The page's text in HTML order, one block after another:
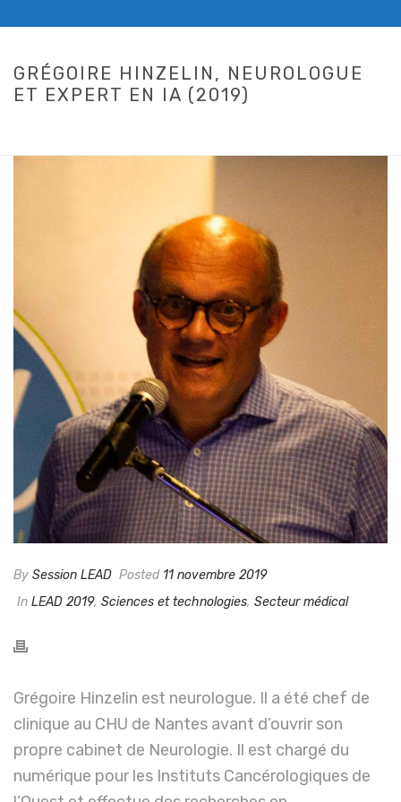
GRÉGOIRE HINZELIN, NEUROLOGUE
ET EXPERT EN IA (2019)
By Session LEAD Posted 11 novembre 2019
In LEAD 2019, Sciences et technologies, Secteur médical
Grégoire Hinzelin est neurologue. Il a été chef de
clinique au CHU de Nantes avant d’ouvrir son
propre cabinet de Neurologie. Il est chargé du
numérique pour les Instituts Cancérologiques de